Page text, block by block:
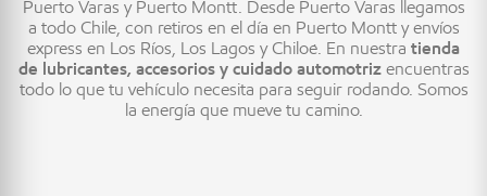
Puerto Varas y Puerto Montt. Desde Puerto Varas llegamos
a todo Chile, con retiros en el día en Puerto Montt y envíos
express en Los Ríos, Los Lagos y Chiloé. En nuestra tienda
de lubricantes, accesorios y cuidado automotrizencuentras
todo lo que tu vehículo necesita para seguir rodando. Somos
la energía que mueve tu camino.